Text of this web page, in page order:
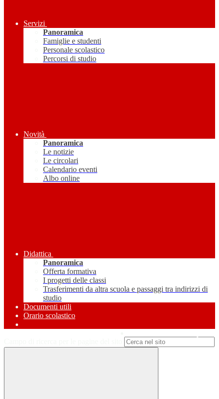
Servizi
Panoramica
Famiglie e studenti
Personale scolastico
Percorsi di studio
Novità
Panoramica
Le notizie
Le circolari
Calendario eventi
Albo online
Didattica
Panoramica
Offerta formativa
I progetti delle classi
Trasferimenti da altra scuola e passaggi tra indirizzi di
studio
Documenti utili
Orario scolastico